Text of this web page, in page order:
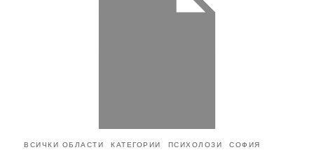
ВСИЧКИ ОБЛАСТИ КАТЕГОРИИ ПСИХОЛОЗИ СОФИЯ